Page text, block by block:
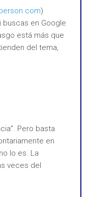
)
en Google
está más que
del tema,
Pero basta
en
lo es. La
veces del